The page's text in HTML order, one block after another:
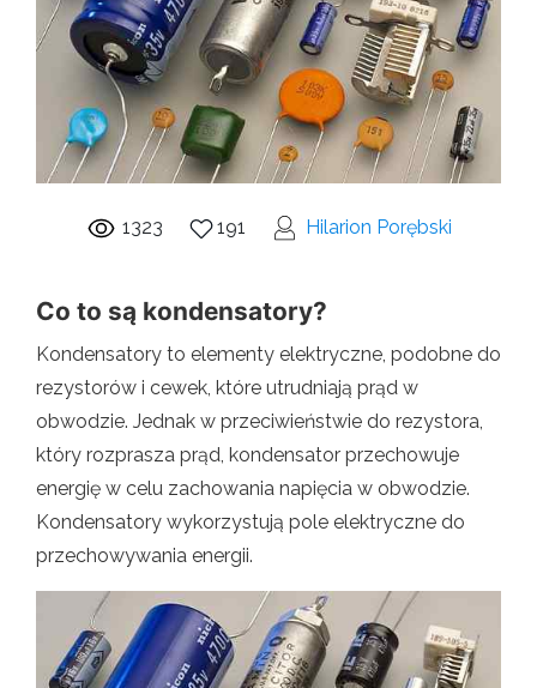
1323 191 Hilarion Porębski
Co to są kondensatory?
Kondensatory to elementy elektryczne, podobne do
rezystorów i cewek, które utrudniają prąd w
obwodzie. Jednak w przeciwieństwie do rezystora,
który rozprasza prąd, kondensator przechowuje
energię w celu zachowania napięcia w obwodzie.
Kondensatory wykorzystują pole elektryczne do
przechowywania energii.